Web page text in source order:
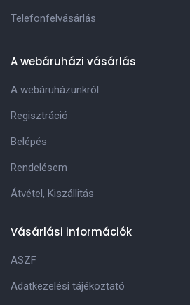
Telefonfelvásárlás
A webáruházi vásárlás
A webáruházunkról
Regisztráció
Belépés
Rendelésem
Átvétel, Kiszállitás
Vásárlási információk
ASZF
Adatkezelési tájékoztató